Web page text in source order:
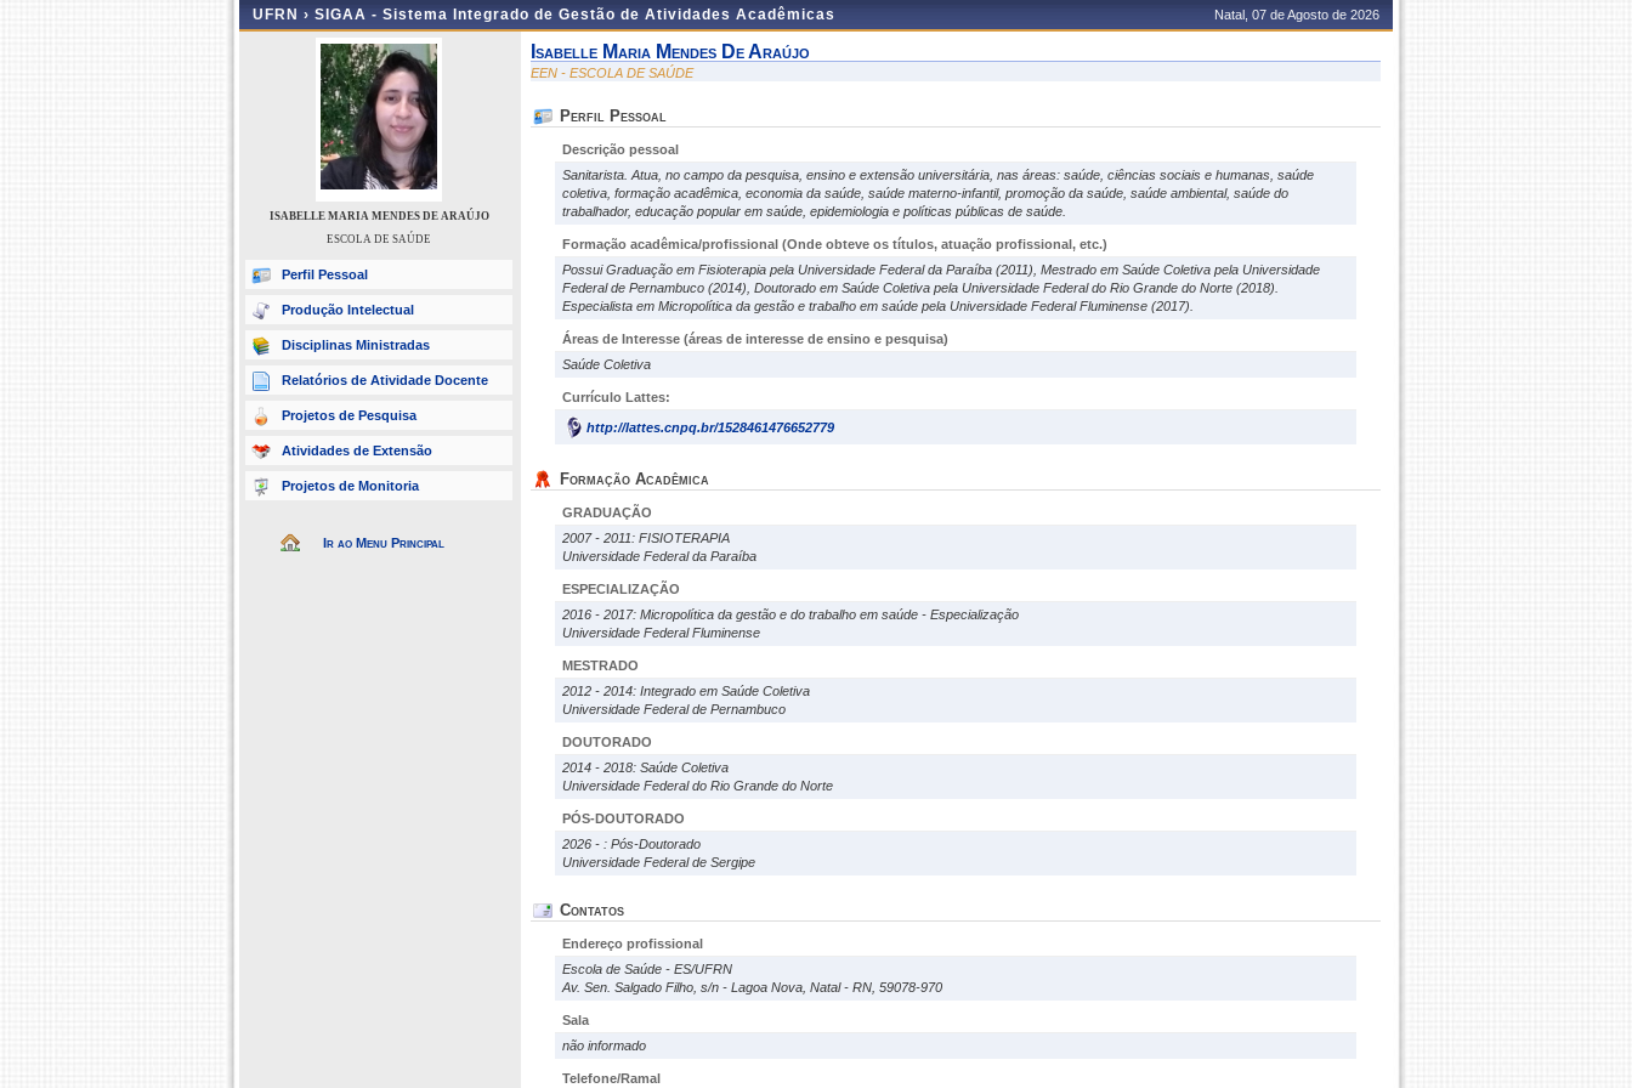
UFRN › SIGAA - Sistema Integrado de Gestão de Atividades Acadêmicas Natal, 07 de Agosto de 2026
ISABELLE MARIA MENDES DE ARAÚJO
ESCOLA DE SAÚDE
Perfil Pessoal
Produção Intelectual
Disciplinas Ministradas
Relatórios de Atividade Docente
Projetos de Pesquisa
Atividades de Extensão
Projetos de Monitoria
Ir ao Menu Principal
Isabelle Maria Mendes De Araújo
EEN - ESCOLA DE SAÚDE
Perfil Pessoal
Descrição pessoal
Sanitarista. Atua, no campo da pesquisa, ensino e extensão universitária, nas áreas: saúde, ciências sociais e humanas, saúde
coletiva, formação acadêmica, economia da saúde, saúde materno-infantil, promoção da saúde, saúde ambiental, saúde do
trabalhador, educação popular em saúde, epidemiologia e políticas públicas de saúde.
Formação acadêmica/profissional (Onde obteve os títulos, atuação profissional, etc.)
Possui Graduação em Fisioterapia pela Universidade Federal da Paraíba (2011), Mestrado em Saúde Coletiva pela Universidade
Federal de Pernambuco (2014), Doutorado em Saúde Coletiva pela Universidade Federal do Rio Grande do Norte (2018).
Especialista em Micropolítica da gestão e trabalho em saúde pela Universidade Federal Fluminense (2017).
Áreas de Interesse (áreas de interesse de ensino e pesquisa)
Saúde Coletiva
Currículo Lattes:
http://lattes.cnpq.br/1528461476652779
Formação Acadêmica
GRADUAÇÃO
2007 - 2011: FISIOTERAPIA
Universidade Federal da Paraíba
ESPECIALIZAÇÃO
2016 - 2017: Micropolítica da gestão e do trabalho em saúde - Especialização
Universidade Federal Fluminense
MESTRADO
2012 - 2014: Integrado em Saúde Coletiva
Universidade Federal de Pernambuco
DOUTORADO
2014 - 2018: Saúde Coletiva
Universidade Federal do Rio Grande do Norte
PÓS-DOUTORADO
2026 - : Pós-Doutorado
Universidade Federal de Sergipe
Contatos
Endereço profissional
Escola de Saúde - ES/UFRN
Av. Sen. Salgado Filho, s/n - Lagoa Nova, Natal - RN, 59078-970
Sala
não informado
Telefone/Ramal